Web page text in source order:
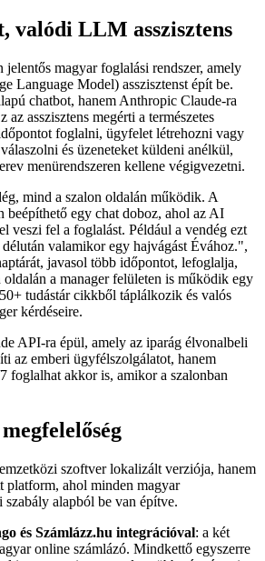
valódi LLM asszisztens
magyar foglalási rendszer, amely
Language Model) asszisztenst épít be.
chatbot, hanem Anthropic Claude-ra
asszisztens megérti a természetes
foglalni, ügyfelet létrehozni vagy
és üzeneteket küldeni anélkül,
menürendszeren kellene végigvezetni.
mind a szalon oldalán működik. A
beépíthető egy chat doboz, ahol az AI
veszi fel a foglalást. Például a vendég ezt
valamikor egy hajvágást Évához.",
javasol több időpontot, lefoglalja,
a manager felületen is működik egy
tudástár cikkből táplálkozik és valós
kérdéseire.
API-ra épül, amely az iparág élvonalbeli
az emberi ügyfélszolgálatot, hanem
foglalhat akkor is, amikor a szalonban
szoftver lokalizált verziója, hanem
platform, ahol minden magyar
szabály alapból be van építve.
és Számlázz.hu integrációval: a két
online számlázó. Mindkettő egyszerre